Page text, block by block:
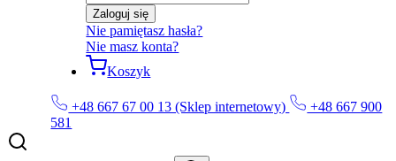
Zaloguj się
Nie pamiętasz hasła?
Nie masz konta?
Koszyk
+48 667 67 00 13 (Sklep internetowy)
+48 667 900
581